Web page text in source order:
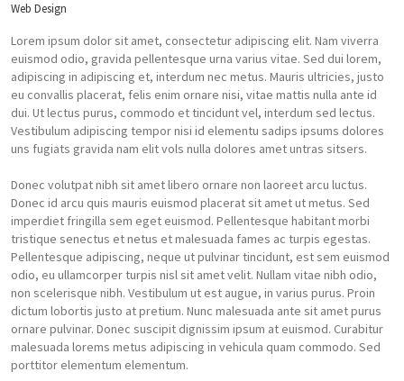
Web Design
Lorem ipsum dolor sit amet, consectetur adipiscing elit. Nam viverra
euismod odio, gravida pellentesque urna varius vitae. Sed dui lorem,
adipiscing in adipiscing et, interdum nec metus. Mauris ultricies, justo
eu convallis placerat, felis enim ornare nisi, vitae mattis nulla ante id
dui. Ut lectus purus, commodo et tincidunt vel, interdum sed lectus.
Vestibulum adipiscing tempor nisi id elementu sadips ipsums dolores
uns fugiats gravida nam elit vols nulla dolores amet untras sitsers.
Donec volutpat nibh sit amet libero ornare non laoreet arcu luctus.
Donec id arcu quis mauris euismod placerat sit amet ut metus. Sed
imperdiet fringilla sem eget euismod. Pellentesque habitant morbi
tristique senectus et netus et malesuada fames ac turpis egestas.
Pellentesque adipiscing, neque ut pulvinar tincidunt, est sem euismod
odio, eu ullamcorper turpis nisl sit amet velit. Nullam vitae nibh odio,
non scelerisque nibh. Vestibulum ut est augue, in varius purus. Proin
dictum lobortis justo at pretium. Nunc malesuada ante sit amet purus
ornare pulvinar. Donec suscipit dignissim ipsum at euismod. Curabitur
malesuada lorems metus adipiscing in vehicula quam commodo. Sed
porttitor elementum elementum.